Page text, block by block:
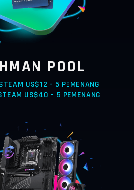
POOL
US$12 - 5 PEMENANG
US$40 - 5 PEMENANG